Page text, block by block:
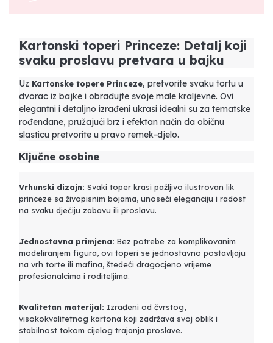
Kartonski toperi Princeze: Detalj koji
svaku proslavu pretvara u bajku
Uz Kartonske topere Princeze, pretvorite svaku tortu u
dvorac iz bajke i obradujte svoje male kraljevne. Ovi
elegantni i detaljno izrađeni ukrasi idealni su za tematske
rođendane, pružajući brz i efektan način da običnu
slasticu pretvorite u pravo remek-djelo.
Ključne osobine
Vrhunski dizajn: Svaki toper krasi pažljivo ilustrovan lik
princeze sa živopisnim bojama, unoseći eleganciju i radost
na svaku dječiju zabavu ili proslavu.
Jednostavna primjena: Bez potrebe za komplikovanim
modeliranjem figura, ovi toperi se jednostavno postavljaju
na vrh torte ili mafina, štedeći dragocjeno vrijeme
profesionalcima i roditeljima.
Kvalitetan materijal: Izrađeni od čvrstog,
visokokvalitetnog kartona koji zadržava svoj oblik i
stabilnost tokom cijelog trajanja proslave.